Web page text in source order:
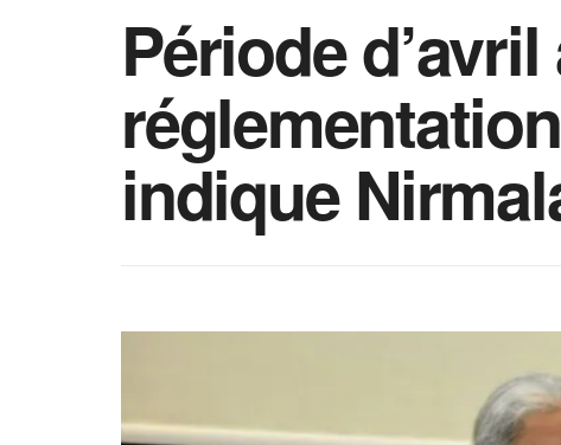
Période
indique